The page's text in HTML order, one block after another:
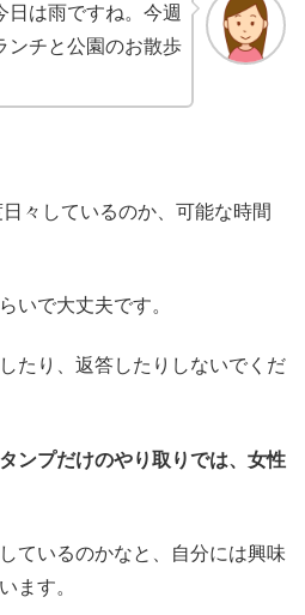
日は雨ですね。今週
ンチと公園のお散歩
々しているのか、可能な時間
いで大丈夫です。
たり、返答したりしないでくだ
ンプだけのやり取りでは、女性
ているのかなと、自分には興味
ます。